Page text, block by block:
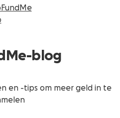
blog
en -tips om meer geld in te